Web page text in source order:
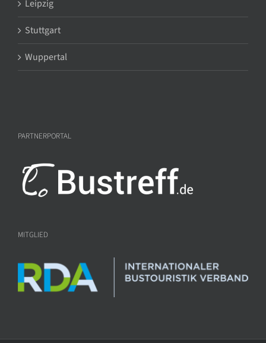
Leipzig
Stuttgart
Wuppertal
PARTNERPORTAL
MITGLIED